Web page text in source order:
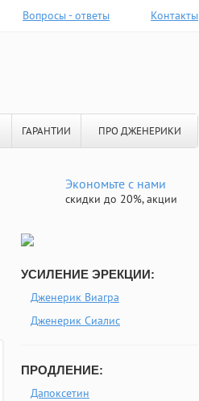
Вопросы - ответы Контакты
ГАРАНТИИ ПРО ДЖЕНЕРИКИ
Экономьте с нами
скидки до 20%, акции
УСИЛЕНИЕ ЭРЕКЦИИ:
Дженерик Виагра
Дженерик Сиалис
ПРОДЛЕНИЕ:
Дапоксетин